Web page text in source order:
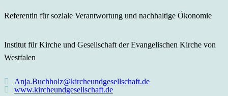
Referentin für soziale Verantwortung und nachhaltige Ökonomie
Institut für Kirche und Gesellschaft der Evangelischen Kirche von
Westfalen
Anja.Buchholz@kircheundgesellschaft.de
www.kircheundgesellschaft.de